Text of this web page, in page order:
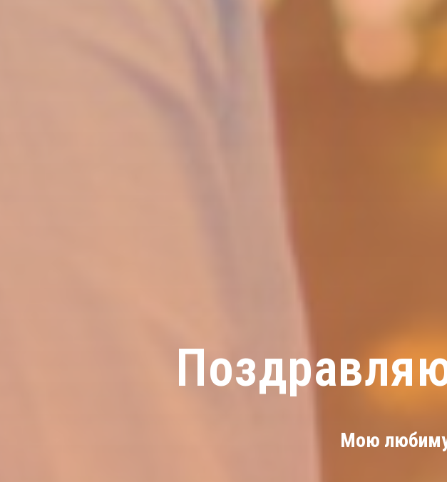
Мою